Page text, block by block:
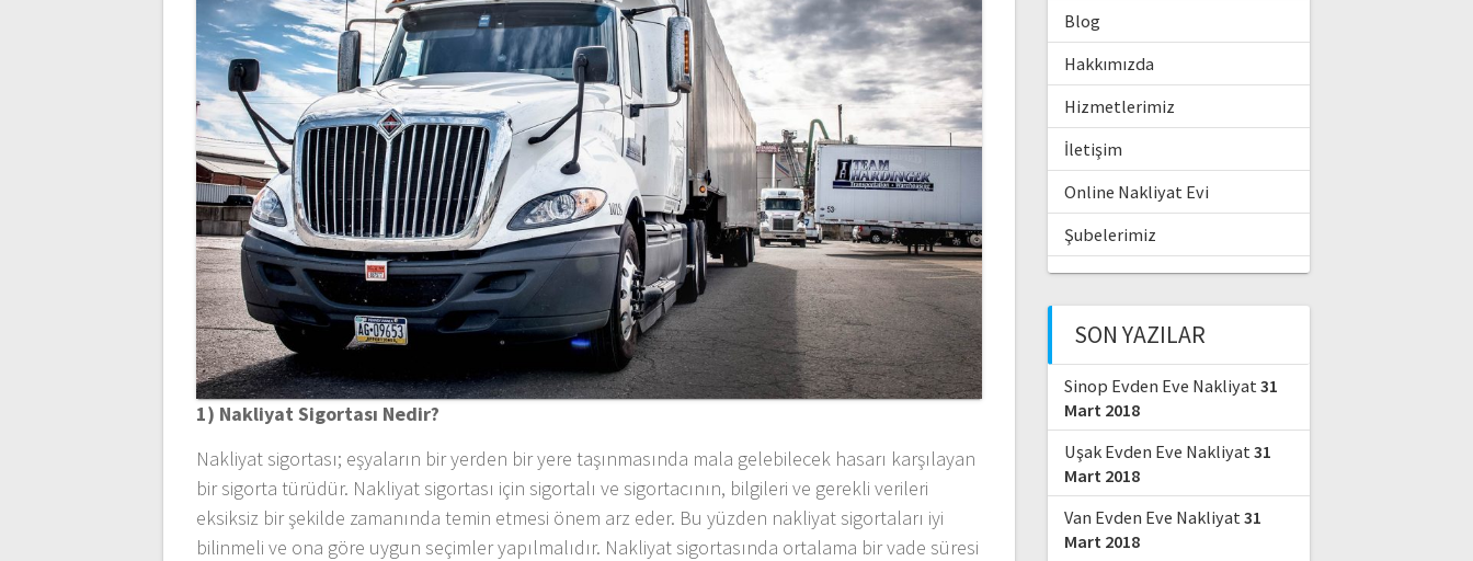
1) Nakliyat Sigortası Nedir?
Nakliyat sigortası; eşyaların bir yerden bir yere taşınmasında mala gelebilecek hasarı karşılayan
bir sigorta türüdür. Nakliyat sigortası için sigortalı ve sigortacının, bilgileri ve gerekli verileri
eksiksiz bir şekilde zamanında temin etmesi önem arz eder. Bu yüzden nakliyat sigortaları iyi
bilinmeli ve ona göre uygun seçimler yapılmalıdır. Nakliyat sigortasında ortalama bir vade süresi
Blog
Hakkımızda
Hizmetlerimiz
İletişim
Online Nakliyat Evi
Şubelerimiz
SON YAZILAR
Sinop Evden Eve Nakliyat31
Mart 2018
Uşak Evden Eve Nakliyat31
Mart 2018
Van Evden Eve Nakliyat31
Mart 2018